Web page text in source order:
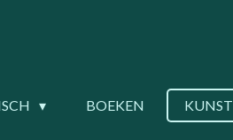
BOEKEN KUNST